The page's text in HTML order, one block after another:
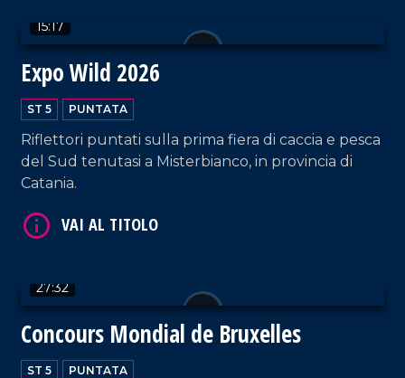
15:17
Expo Wild 2026
ST 5 PUNTATA
Riflettori puntati sulla prima fiera di caccia e pesca
del Sud tenutasi a Misterbianco, in provincia di
Catania.
27:32
Concours Mondial de Bruxelles
ST 5 PUNTATA
VAI AL TITOLO
VAI AL TITOLO